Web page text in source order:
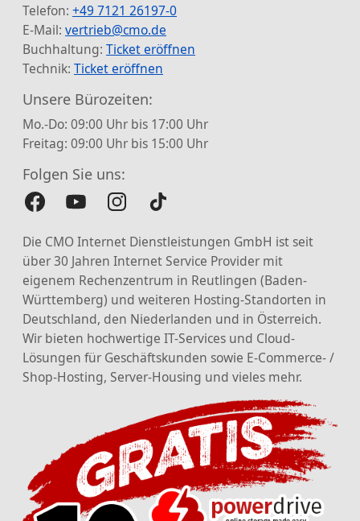
Telefon: +49 7121 26197-0
E-Mail: vertrieb@cmo.de
Buchhaltung: Ticket eröffnen
Technik: Ticket eröffnen
Unsere Bürozeiten:
Mo.-Do: 09:00 Uhr bis 17:00 Uhr
Freitag: 09:00 Uhr bis 15:00 Uhr
Folgen Sie uns:
Die CMO Internet Dienstleistungen GmbH ist seit
über 30 Jahren Internet Service Provider mit
eigenem Rechenzentrum in Reutlingen (Baden-
Württemberg) und weiteren Hosting-Standorten in
Deutschland, den Niederlanden und in Österreich.
Wir bieten hochwertige IT-Services und Cloud-
Lösungen für Geschäftskunden sowie E-Commerce- /
Shop-Hosting, Server-Housing und vieles mehr.